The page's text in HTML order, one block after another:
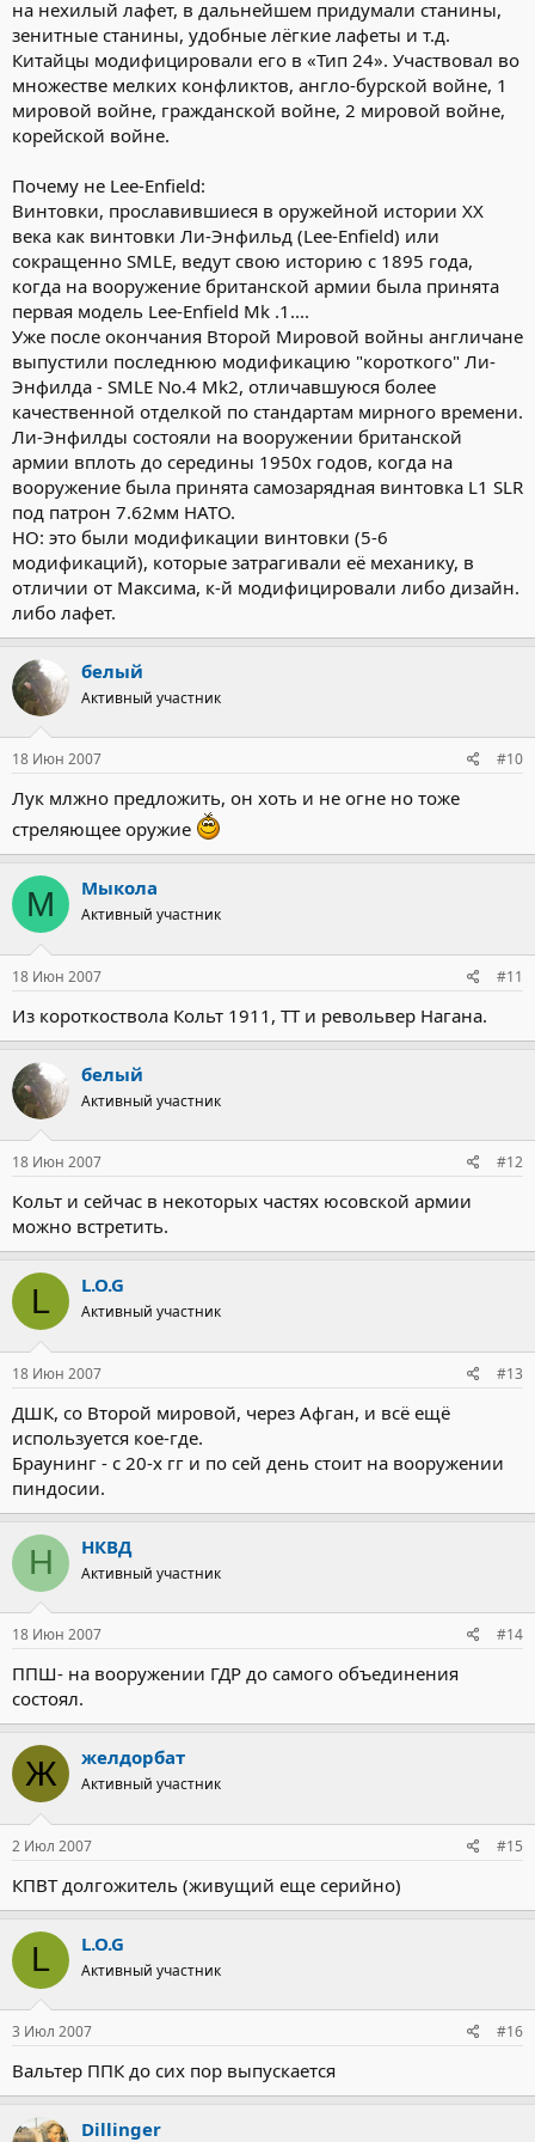
на нехилый лафет, в дальнейшем придумали станины,
зенитные станины, удобные лёгкие лафеты и т.д.
Китайцы модифицировали его в «Тип 24». Участвовал во
множестве мелких конфликтов, англо-бурской войне, 1
мировой войне, гражданской войне, 2 мировой войне,
корейской войне.
Почему не Lee-Enfield:
Винтовки, прославившиеся в оружейной истории ХХ
века как винтовки Ли-Энфильд (Lee-Enfield) или
сокращенно SMLE, ведут свою историю с 1895 года,
когда на вооружение британской армии была принята
первая модель Lee-Enfield Mk .1....
Уже после окончания Второй Мировой войны англичане
выпустили последнюю модификацию "короткого" Ли-
Энфилда - SMLE No.4 Mk2, отличавшуюся более
качественной отделкой по стандартам мирного времени.
Ли-Энфилды состояли на вооружении британской
армии вплоть до середины 1950х годов, когда на
вооружение была принята самозарядная винтовка L1 SLR
под патрон 7.62мм НАТО.
НО: это были модификации винтовки (5-6
модификаций), которые затрагивали её механику, в
отличии от Максима, к-й модифицировали либо дизайн.
либо лафет.
белый
Активный участник
18 Июн 2007 #10
Лук млжно предложить, он хоть и не огне но тоже
стреляющее оружие
М Мыкола
Активный участник
18 Июн 2007 #11
Из короткоствола Кольт 1911, ТТ и револьвер Нагана.
белый
Активный участник
18 Июн 2007 #12
Кольт и сейчас в некоторых частях юсовской армии
можно встретить.
L L.O.G
Активный участник
18 Июн 2007 #13
ДШК, со Второй мировой, через Афган, и всё ещё
используется кое-где.
Браунинг - с 20-х гг и по сей день стоит на вооружении
пиндосии.
Н НКВД
Активный участник
18 Июн 2007 #14
ППШ- на вооружении ГДР до самого объединения
состоял.
Ж желдорбат
Активный участник
2 Июл 2007 #15
КПВТ долгожитель (живущий еще серийно)
L L.O.G
Активный участник
3 Июл 2007 #16
Вальтер ППК до сих пор выпускается
Dillinger